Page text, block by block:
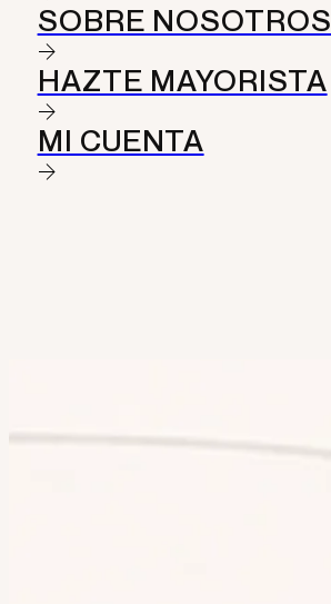
SOBRE NOSOTROS
HAZTE MAYORISTA
MI CUENTA